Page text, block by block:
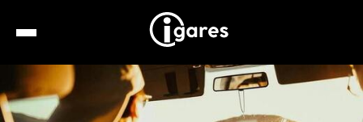
Recherche
Location de voiture